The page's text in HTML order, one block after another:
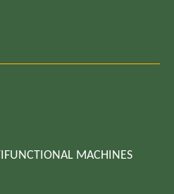
MACHINES